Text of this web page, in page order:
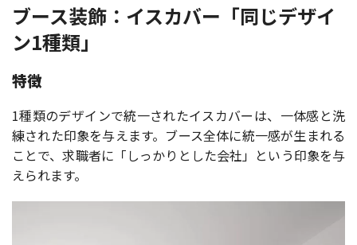
ブース装飾：イスカバー「同じデザイ
ン1種類」
特徴
1種類のデザインで統一されたイスカバーは、一体感と洗
練された印象を与えます。ブース全体に統一感が生まれる
ことで、求職者に「しっかりとした会社」という印象を与
えられます。